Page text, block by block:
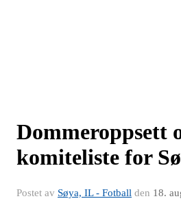
Dommeroppsett
komiteliste for
Postet av Søya, IL - Fotball den 18.